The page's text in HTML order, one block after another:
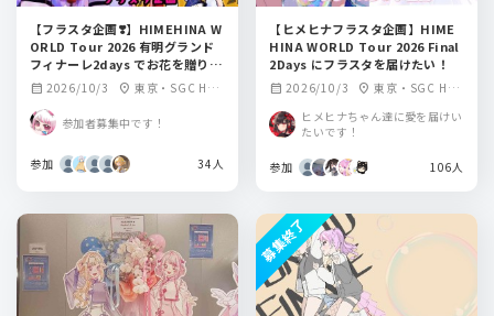
【フラスタ企画❣️】HIMEHINA W
ORLD Tour 2026 有明グランド
フィナーレ2days でお花を贈りま
せんか？
calendar_month 2026/10/3 location_on 東京・SGC HAL
参加者募集中です！
参加 34人
【ヒメヒナフラスタ企画】HIME
HINA WORLD Tour 2026 Final
2Days にフラスタを届けたい！
calendar_month 2026/10/3 location_on 東京・SGC HAL
ヒメヒナちゃん達に愛を届けい
たいです！
参加 106人
募集終了